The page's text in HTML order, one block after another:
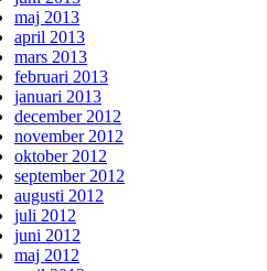
maj 2013
april 2013
mars 2013
februari 2013
januari 2013
december 2012
november 2012
oktober 2012
september 2012
augusti 2012
juli 2012
juni 2012
maj 2012